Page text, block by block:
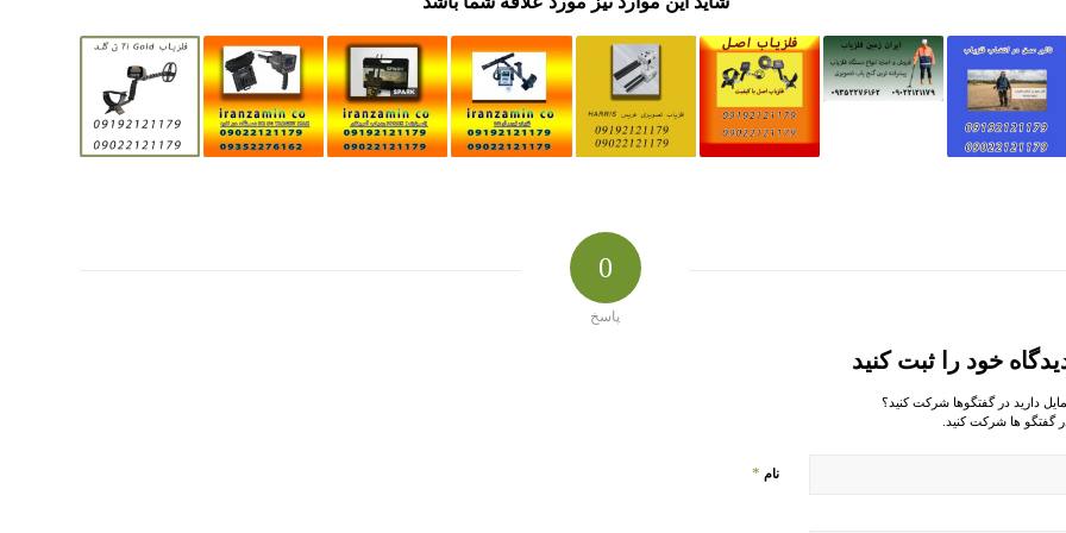
0
پاسخ
خود را ثبت کنید
دارید در گفتگوها شرکت کنید؟
گفتگو ها شرکت کنید.
نام *